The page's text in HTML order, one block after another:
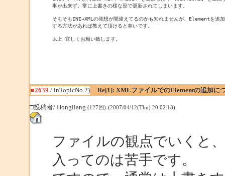
事が出来ず、常に上書きの様な形で更新されてしまいます。
そもそもINI→XMLの発想が間違えてるのかも知れませんが、Elementを追加
する方法があれば教えて頂けると幸いです。
以上 宜しくお願い致します。
■2639 / inTopicNo.2) Re[1]: XMLファイルでのElementの追加に
□投稿者/ Hongliang (127回)-(2007/04/12(Thu) 20:02:13)
ファイルの観点でいくと
入ってのは苦手です。